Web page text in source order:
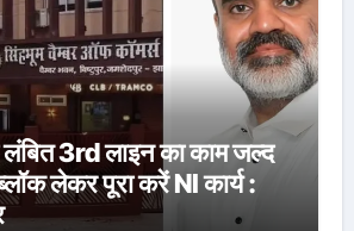
लंबित 3rd लाइन का काम जल्द
लेकर पूरा करें NI कार्य :